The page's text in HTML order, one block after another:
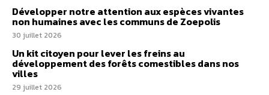
Développer notre attention aux espèces vivantes
non humaines avec les communs de Zoepolis
30 juillet 2026
Un kit citoyen pour lever les freins au
développement des forêts comestibles dans nos
villes
29 juillet 2026